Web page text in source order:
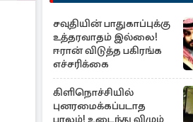
சவுதியின் பாதுகாப்புக்கு
உத்தரவாதம் இல்லை!
ஈரான் விடுத்த பகிரங்க
எச்சரிக்கை
கிளிநொச்சியில்
புனரமைக்கப்படாத
பாலம்! உடைந்து விழும்